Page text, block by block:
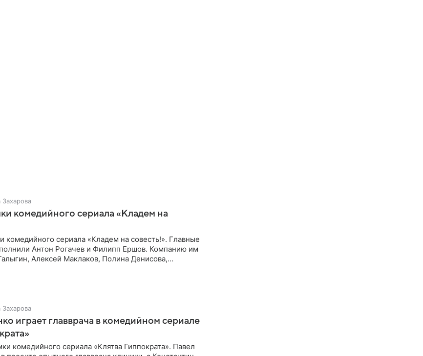
Захарова
комедийного сериала «Кладем на
комедийного сериала «Кладем на совесть!». Главные
Антон Рогачев и Филипп Ершов. Компанию им
Алексей Маклаков, Полина Денисова,
Захарова
играет главврача в комедийном сериале
комедийного сериала «Клятва Гиппократа». Павел